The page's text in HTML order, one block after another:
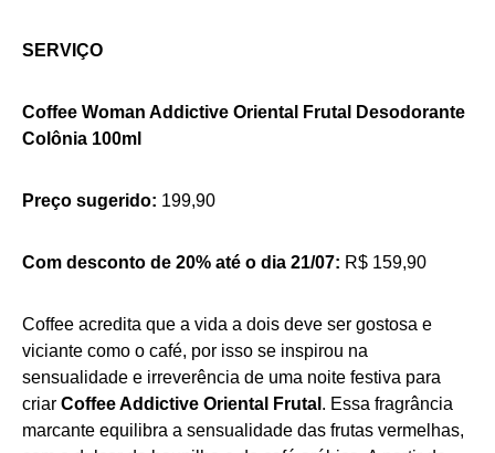
SERVIÇO
Coffee Woman Addictive Oriental Frutal Desodorante
Colônia 100ml
Preço sugerido: 199,90
Com desconto de 20% até o dia 21/07: R$ 159,90
Coffee acredita que a vida a dois deve ser gostosa e
viciante como o café, por isso se inspirou na
sensualidade e irreverência de uma noite festiva para
criar Coffee Addictive Oriental Frutal . Essa fragrância
marcante equilibra a sensualidade das frutas vermelhas,